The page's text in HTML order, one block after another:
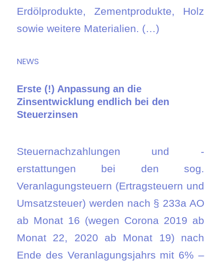
Erdölprodukte, Zementprodukte, Holz
sowie weitere Materialien. (…)
NEWS
Erste (!) Anpassung an die
Zinsentwicklung endlich bei den
Steuerzinsen
Steuernachzahlungen und -
erstattungen bei den sog.
Veranlagungsteuern (Ertragsteuern und
Umsatzsteuer) werden nach § 233a AO
ab Monat 16 (wegen Corona 2019 ab
Monat 22, 2020 ab Monat 19) nach
Ende des Veranlagungsjahrs mit 6% –